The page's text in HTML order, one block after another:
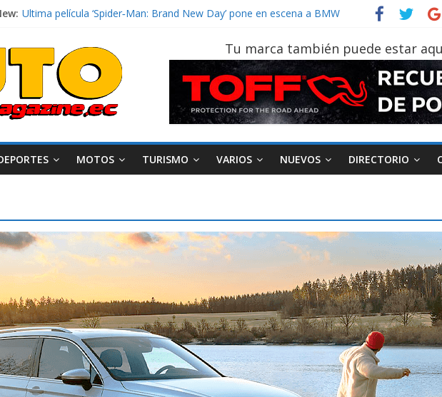
Ultima película ‘Spider‑Man: Brand New Day’ pone en escena a BMW
La Vuelta al Ecuador 2026, edición 47ª, recorre 7 provincias en 8 días
La FEDAK recibe 12 Sinotruk Bolden para cubrir las rutas de La Vuelta
El costo de tener un vehículo gana protagonismo a la hora de decidir
Tu marca también puede estar
MOTOS TURISMO VARIOS NUEVOS DIRECTORIO
Movilidad Turismo Varios
¿Qué puede pasar con tu
vehículo si permanece
varios días sin usar?
AEADE Industria Motociclismo
Movilidad
Campaña busca cambiar
destino de los
en la región